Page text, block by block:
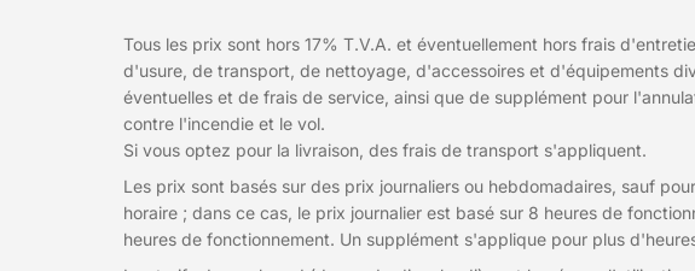
Tous les prix sont hors 17% T.V.A. et éventuellement hors frais
d'usure, de transport, de nettoyage, d'accessoires et d'équipements
éventuelles et de frais de service, ainsi que de supplément pour
contre l'incendie et le vol.
Si vous optez pour la livraison, des frais de transport s'appliquent.
Les prix sont basés sur des prix journaliers ou hebdomadaires, sauf
horaire ; dans ce cas, le prix journalier est basé sur 8 heures de
heures de fonctionnement. Un supplément s'applique pour plus